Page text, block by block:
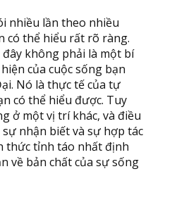
nhiều lần theo nhiều
có thể hiểu rất rõ ràng.
không phải là một bí
của cuộc sống bạn
Nó là thực tế của tự
có thể hiểu được. Tuy
ở một vị trí khác, và điều
nhận biết và sự hợp tác
thức tỉnh táo nhất định
về bản chất của sự sống